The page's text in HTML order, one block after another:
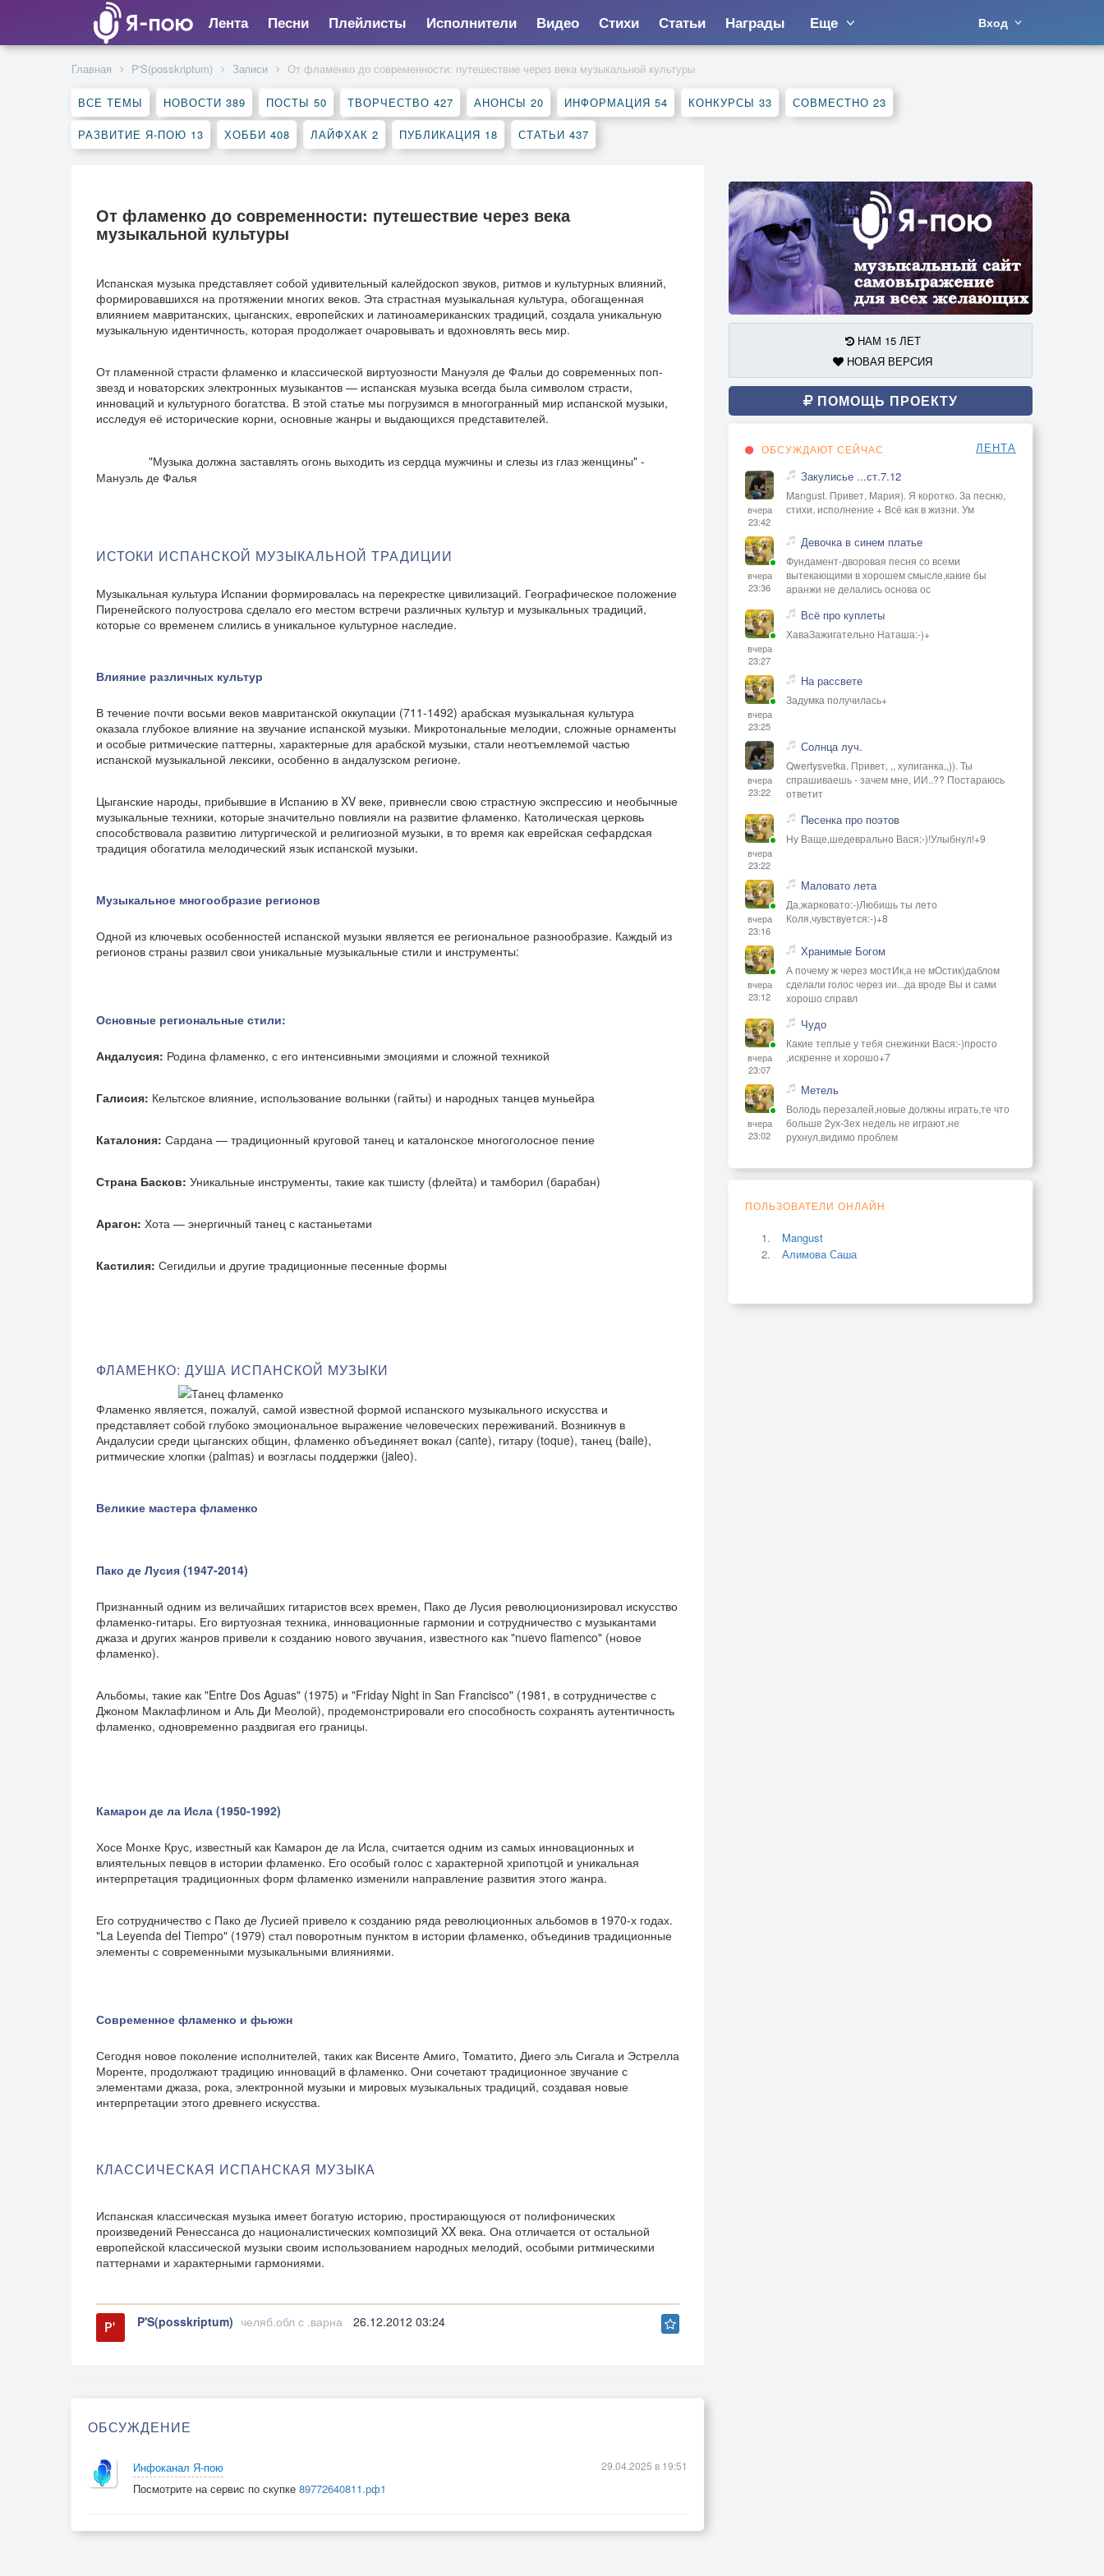
Лента Песни Плейлисты Исполнители Видео Стихи Статьи Награды Еще Вход
Главная P'S(posskriptum) Записи От фламенко до современности: путешествие через века музыкальной культуры
ВСЕ ТЕМЫ НОВОСТИ 389 ПОСТЫ 50 ТВОРЧЕСТВО 427 АНОНСЫ 20 ИНФОРМАЦИЯ 54 КОНКУРСЫ 33 СОВМЕСТНО 23
РАЗВИТИЕ Я-ПОЮ 13 ХОББИ 408 ЛАЙФХАК 2 ПУБЛИКАЦИЯ 18 СТАТЬИ 437
От фламенко до современности: путешествие через века
музыкальной культуры
Испанская музыка представляет собой удивительный калейдоскоп звуков, ритмов и культурных влияний,
формировавшихся на протяжении многих веков. Эта страстная музыкальная культура, обогащенная
влиянием мавританских, цыганских, европейских и латиноамериканских традиций, создала уникальную
музыкальную идентичность, которая продолжает очаровывать и вдохновлять весь мир.
От пламенной страсти фламенко и классической виртуозности Мануэля де Фальи до современных поп-
звезд и новаторских электронных музыкантов — испанская музыка всегда была символом страсти,
инноваций и культурного богатства. В этой статье мы погрузимся в многогранный мир испанской музыки,
исследуя её исторические корни, основные жанры и выдающихся представителей.
"Музыка должна заставлять огонь выходить из сердца мужчины и слезы из глаз женщины" -
Мануэль де Фалья
ИСТОКИ ИСПАНСКОЙ МУЗЫКАЛЬНОЙ ТРАДИЦИИ
Музыкальная культура Испании формировалась на перекрестке цивилизаций. Географическое положение
Пиренейского полуострова сделало его местом встречи различных культур и музыкальных традиций,
которые со временем слились в уникальное культурное наследие.
Влияние различных культур
В течение почти восьми веков мавританской оккупации (711-1492) арабская музыкальная культура
оказала глубокое влияние на звучание испанской музыки. Микротональные мелодии, сложные орнаменты
и особые ритмические паттерны, характерные для арабской музыки, стали неотъемлемой частью
испанской музыкальной лексики, особенно в андалузском регионе.
Цыганские народы, прибывшие в Испанию в XV веке, привнесли свою страстную экспрессию и необычные
музыкальные техники, которые значительно повлияли на развитие фламенко. Католическая церковь
способствовала развитию литургической и религиозной музыки, в то время как еврейская сефардская
традиция обогатила мелодический язык испанской музыки.
Музыкальное многообразие регионов
Одной из ключевых особенностей испанской музыки является ее региональное разнообразие. Каждый из
регионов страны развил свои уникальные музыкальные стили и инструменты:
Основные региональные стили:
Андалусия: Родина фламенко, с его интенсивными эмоциями и сложной техникой
Галисия: Кельтское влияние, использование волынки (гайты) и народных танцев муньейра
Каталония: Сардана — традиционный круговой танец и каталонское многоголосное пение
Страна Басков: Уникальные инструменты, такие как тшисту (флейта) и тамборил (барабан)
Арагон: Хота — энергичный танец с кастаньетами
Кастилия: Сегидильи и другие традиционные песенные формы
ФЛАМЕНКО: ДУША ИСПАНСКОЙ МУЗЫКИ
Фламенко является, пожалуй, самой известной формой испанского музыкального искусства и
представляет собой глубоко эмоциональное выражение человеческих переживаний. Возникнув в
Андалусии среди цыганских общин, фламенко объединяет вокал (cante), гитару (toque), танец (baile),
ритмические хлопки (palmas) и возгласы поддержки (jaleo).
Великие мастера фламенко
Пако де Лусия (1947-2014)
Признанный одним из величайших гитаристов всех времен, Пако де Лусия революционизировал искусство
фламенко-гитары. Его виртуозная техника, инновационные гармонии и сотрудничество с музыкантами
джаза и других жанров привели к созданию нового звучания, известного как "nuevo flamenco" (новое
фламенко).
Альбомы, такие как "Entre Dos Aguas" (1975) и "Friday Night in San Francisco" (1981, в сотрудничестве с
Джоном Маклафлином и Аль Ди Меолой), продемонстрировали его способность сохранять аутентичность
фламенко, одновременно раздвигая его границы.
Камарон де ла Исла (1950-1992)
Хосе Монхе Крус, известный как Камарон де ла Исла, считается одним из самых инновационных и
влиятельных певцов в истории фламенко. Его особый голос с характерной хрипотцой и уникальная
интерпретация традиционных форм фламенко изменили направление развития этого жанра.
Его сотрудничество с Пако де Лусией привело к созданию ряда революционных альбомов в 1970-х годах.
"La Leyenda del Tiempo" (1979) стал поворотным пунктом в истории фламенко, объединив традиционные
элементы с современными музыкальными влияниями.
Современное фламенко и фьюжн
Сегодня новое поколение исполнителей, таких как Висенте Амиго, Томатито, Диего эль Сигала и Эстрелла
Моренте, продолжают традицию инноваций в фламенко. Они сочетают традиционное звучание с
элементами джаза, рока, электронной музыки и мировых музыкальных традиций, создавая новые
интерпретации этого древнего искусства.
КЛАССИЧЕСКАЯ ИСПАНСКАЯ МУЗЫКА
Испанская классическая музыка имеет богатую историю, простирающуюся от полифонических
произведений Ренессанса до националистических композиций XX века. Она отличается от остальной
европейской классической музыки своим использованием народных мелодий, особыми ритмическими
паттернами и характерными гармониями.
P'S(posskriptum) челяб.обл с .варна 26.12.2012 03:24
ОБСУЖДЕНИЕ
Инфоканал Я-пою 29.04.2025 в 19:51
Посмотрите на сервис по скупке 89772640811.рф1
НАМ 15 ЛЕТ
НОВАЯ ВЕРСИЯ
ПОМОЩЬ ПРОЕКТУ
ОБСУЖДАЮТ СЕЙЧАС ЛЕНТА
вчера
23:42
Закулисье ...ст.7.12
Mangust. Привет, Мария). Я коротко. За песню,
стихи, исполнение + Всё как в жизни. Ум
вчера
23:36
Девочка в синем платье
Фундамент-дворовая песня со всеми
вытекающими в хорошем смысле,какие бы
аранжи не делались основа ос
вчера
23:27
Всё про куплеты
ХаваЗажигательно Наташа:-)+
вчера
23:25
На рассвете
Задумка получилась+
вчера
23:22
Солнца луч.
Qwertysvetka. Привет, ,, хулиганка,,)). Ты
спрашиваешь - зачем мне, ИИ..?? Постараюсь
ответит
вчера
23:22
Песенка про поэтов
Ну Ваще,шедеврально Вася:-)!Улыбнул!+9
вчера
23:16
Маловато лета
Да,жарковато:-)Любишь ты лето
Коля,чувствуется:-)+8
вчера
23:12
Хранимые Богом
А почему ж через мостИк,а не мОстик)даблом
сделали голос через ии...да вроде Вы и сами
хорошо справл
вчера
23:07
Чудо
Какие теплые у тебя снежинки Вася:-)просто
,искренне и хорошо+7
вчера
23:02
Метель
Володь перезалей,новые должны играть,те что
больше 2ух-3ех недель не играют,не
рухнул,видимо проблем
ПОЛЬЗОВАТЕЛИ ОНЛАЙН
Mangust
Алимова Саша